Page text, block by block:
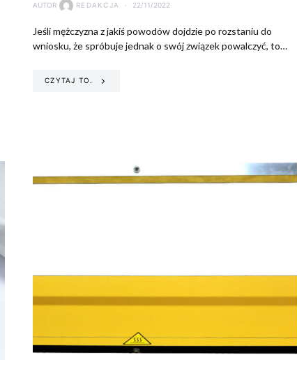
AUTOR REDAKCJA 22/11/2022
Jeśli mężczyzna z jakiś powodów dojdzie po rozstaniu do
wniosku, że spróbuje jednak o swój związek powalczyć, to…
CZYTAJ TO.